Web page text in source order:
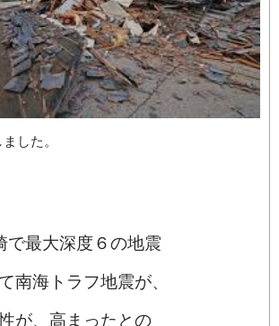
した。
で最大深度６の地震
南海トラフ地震が、
が、高まったとの